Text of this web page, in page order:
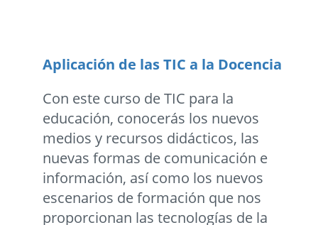
Aplicación de las TIC a la Docencia
Con este curso de TIC para la
educación, conocerás los nuevos
medios y recursos didácticos, las
nuevas formas de comunicación e
información, así como los nuevos
escenarios de formación que nos
proporcionan las tecnologías de la